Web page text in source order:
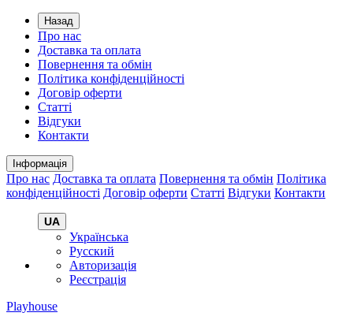
Назад
Про нас
Доставка та оплата
Повернення та обмін
Політика конфіденційності
Договір оферти
Статті
Відгуки
Контакти
Інформація
Про нас Доставка та оплата Повернення та обмін Політика
конфіденційності Договір оферти Статті Відгуки Контакти
UA
Українська
Русский
Авторизація
Реєстрація
Playhouse